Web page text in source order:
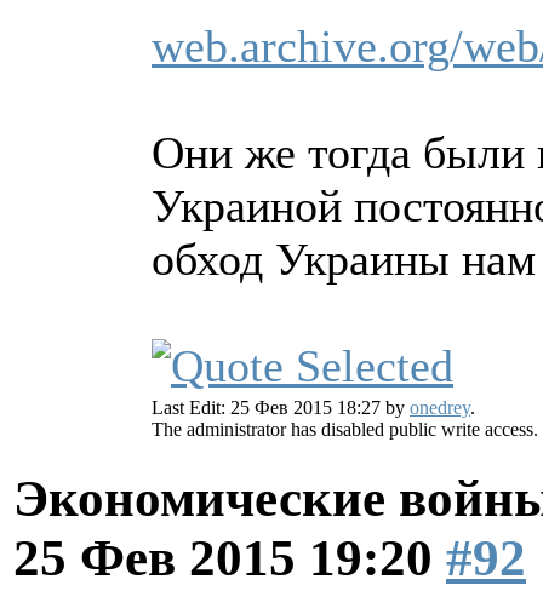
web.archive.org/
Они же тогда были
Украиной
обход Украины нам
Last Edit: 25 Фев 2015 18:27 by onedrey.
The administrator has disabled public write access.
Экономические
25 Фев 2015 19:20 #92